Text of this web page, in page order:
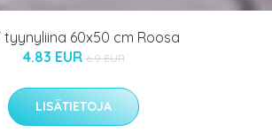
tyynyliina 60x50 cm Roosa
4.83 EUR 6.9 EUR
LISÄTIETOJA